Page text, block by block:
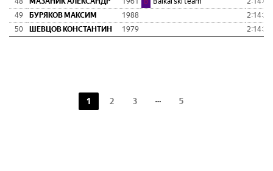
49
БУРЯКОВ МАКСИМ 1988
2:14:28
50
ШЕВЦОВ КОНСТАНТИН 1979 2:14:34
1 2 3 5